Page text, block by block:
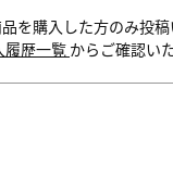
を購入した方のみ投
履歴一覧からご確認い